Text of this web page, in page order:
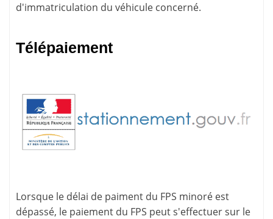
d'immatriculation du véhicule concerné.
Télépaiement
Lorsque le délai de paiment du FPS minoré est
dépassé, le paiement du FPS peut s'effectuer sur le